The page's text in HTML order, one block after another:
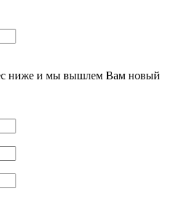
ниже и мы вышлем Вам новый